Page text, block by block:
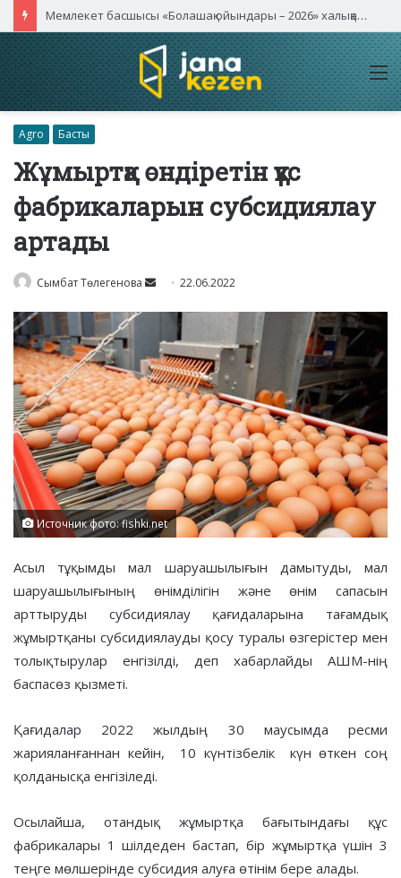
Мемлекет басшысы «Болашақ ойындары – 2026» халықаралық турнирінің ашылу салтанатына қатысты
Agro Басты
Жұмыртқа өндіретін құс
фабрикаларын субсидиялау
артады
Сымбат Төлегенова
Send
email
22.06.2022
Источник фото: fishki.net
Асыл тұқымды мал шаруашылығын дамытуды, мал
шаруашылығының өнімділігін және өнім сапасын
арттыруды субсидиялау қағидаларына тағамдық
жұмыртқаны субсидиялауды қосу туралы өзгерістер мен
толықтырулар енгізілді, деп хабарлайды АШМ-нің
баспасөз қызметі.
Қағидалар 2022 жылдың 30 маусымда ресми
жарияланғаннан кейін, 10 күнтізбелік күн өткен соң
қолданысқа енгізіледі.
Осылайша, отандық жұмыртқа бағытындағы құс
фабрикалары 1 шілдеден бастап, бір жұмыртқа үшін 3
теңге мөлшерінде субсидия алуға өтінім бере алады.